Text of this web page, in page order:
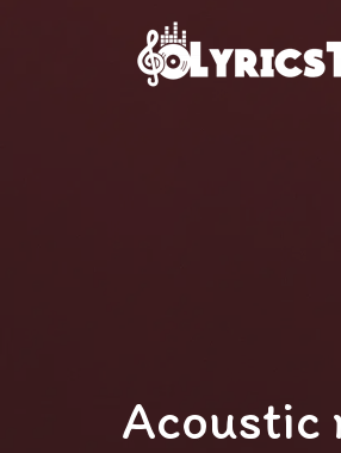
Acoustic